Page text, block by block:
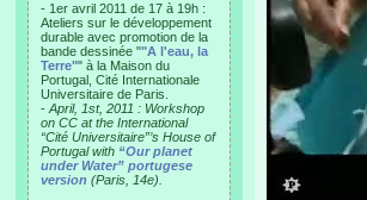
- 1er avril 2011 de 17 à 19h :
Ateliers sur le développement
durable avec promotion de la
bande dessinée ""A l'eau, la
Terre"" à la Maison du
Portugal, Cité Internationale
Universitaire de Paris.
- April, 1st, 2011 : Workshop
on CC at the International
“Cité Universitaire”’s House of
Portugal with “Our planet
under Water” portugese
version (Paris, 14e).